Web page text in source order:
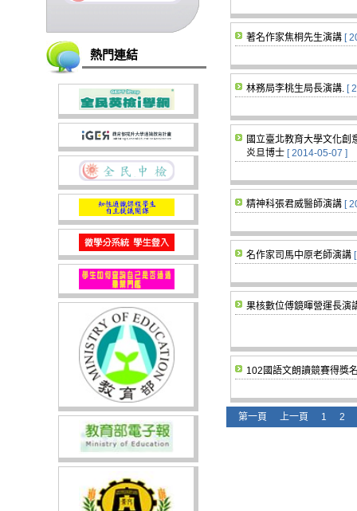
熱門連結
著名作家焦桐先生演講 [
林務局李桃生局長演講. [
國立臺北教育大學文化創
炎旦博士 [ 2014-05-07 ]
精神科張君威醫師演講 [
名作家司馬中原老師演講
果核數位傅鏡暉營運長演
102國語文朗讀競賽得獎
第一頁 上一頁 1 2